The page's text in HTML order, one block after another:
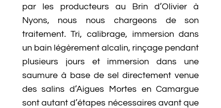
par les producteurs au Brin d’Olivier à
Nyons, nous nous chargeons de son
traitement. Tri, calibrage, immersion dans
un bain légèrement alcalin, rinçage pendant
plusieurs jours et immersion dans une
saumure à base de sel directement venue
des salins d’Aigues Mortes en Camargue
sont autant d’étapes nécessaires avant que